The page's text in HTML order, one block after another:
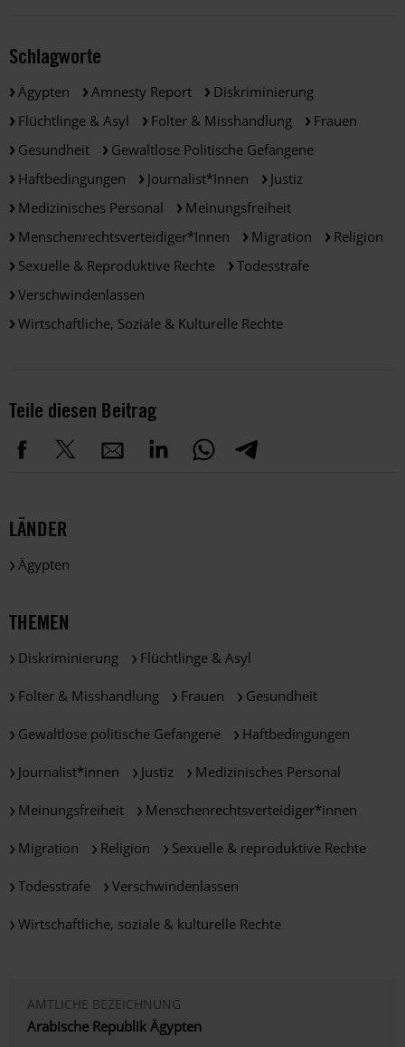
Schlagworte
Ägypten Amnesty Report
Diskriminierung
Flüchtlinge & Asyl
Folter & Misshandlung
Frauen
Gesundheit
Gewaltlose Politische Gefangene
Haftbedingungen
Journalist*innen
Justiz
Medizinisches Personal
Meinungsfreiheit
Menschenrechtsverteidiger*innen
Migration
Religion
Sexuelle & Reproduktive Rechte
Todesstrafe
Verschwindenlassen
Wirtschaftliche, Soziale & Kulturelle Rechte
Teile diesen Beitrag
LÄNDER
Ägypten
THEMEN
Diskriminierung Flüchtlinge & Asyl
Folter & Misshandlung Frauen Gesundheit
Gewaltlose politische Gefangene Haftbedingungen
Journalist*innen Justiz Medizinisches Personal
Meinungsfreiheit Menschenrechtsverteidiger*innen
Migration Religion Sexuelle & reproduktive Rechte
Todesstrafe Verschwindenlassen
Wirtschaftliche, soziale & kulturelle Rechte
AMTLICHE BEZEICHNUNG
Arabische Republik Ägypten